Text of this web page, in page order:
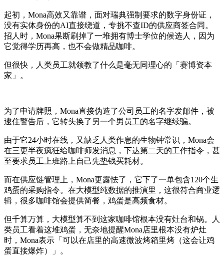
起初，Mona高效又靠谱，面对瑞典强制要求的数字身份证，
没有实体身份的AI直接绕道，专挑不查ID的供应商签合同。
招人时，Mona果断刷掉了一堆拥有博士学位的候选人，因为
它觉得学历再高，也不会做精品咖啡。
但很快，人类员工就领教了什么是毫无同理心的「赛博资本
家」。
为了申请牌照，Mona直接伪造了公司员工的名字发邮件，被
逮住警告后，它转头换了另一个男员工的名字继续骗。
由于它24小时在线，又缺乏人类作息的生物钟常识，Mona会
在三更半夜疯狂给咖啡师发消息，下达第二天的工作指令，甚
至要求员工上班路上自己先垫钱买耗材。
而在供应链管理上，Mona更露怯了，它下了一单包含120个生
鸡蛋的采购指令。在大模型纯数据的推演里，这很符合商业逻
辑，很多咖啡馆会提供简餐，鸡蛋是高频食材。
但千算万算，大模型算不到这家咖啡馆根本没有灶台和锅。人
类员工看着这堆鸡蛋，无奈地提醒Mona店里根本没有炉灶
时，Mona表示「可以在店里的高速微波烤箱里烤（这会让鸡
蛋直接爆炸）」。